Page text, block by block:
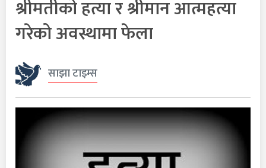
श्रीमतीको हत्या र श्रीमान आत्महत्या
गरेको अवस्थामा फेला
साझा टाइम्स